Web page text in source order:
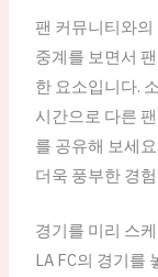
팬 커뮤니티와의
중계를 보면서
한 요소입니다.
시간으로 다른
를 공유해 보세
더욱 풍부한 경
경기를 미리 스
LA FC의 경기를